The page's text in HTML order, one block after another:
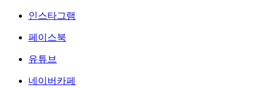
인스타그램
페이스북
유튜브
네이버카페